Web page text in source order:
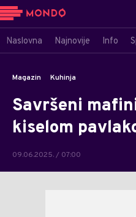
Naslovna Najnovije Info
Magazin Kuhinja
Savršeni
kiselom
09.06.2025. / 07:00